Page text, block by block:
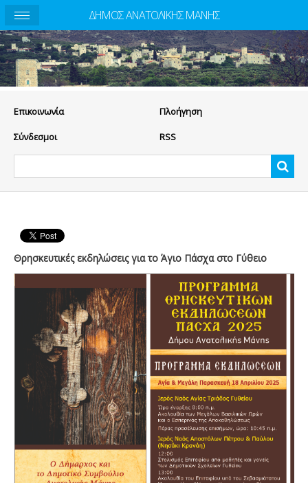
Eπικοινωνία Πλοήγηση
Σύνδεσμοι RSS
Θρησκευτικές εκδηλώσεις για το Άγιο Πάσχα στο Γύθειο
ΔΗΜΟΣ ΑΝΑΤΟΛΙΚΗΣ ΜΑΝΗΣ